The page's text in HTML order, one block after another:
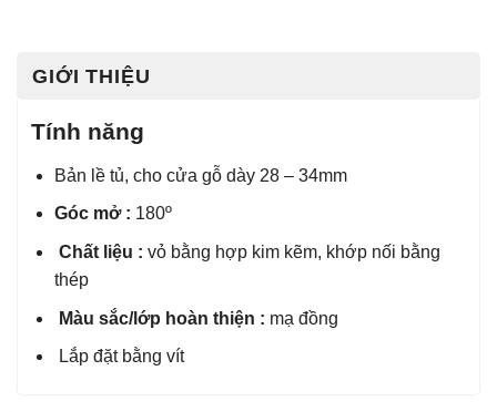
GIỚI THIỆU
Tính năng
Bản lề tủ, cho cửa gỗ dày 28 – 34mm
Góc mở : 180º
Chất liệu : vỏ bằng hợp kim kẽm, khớp nối bằng
thép
Màu sắc/lớp hoàn thiện : mạ đồng
Lắp đặt bằng vít